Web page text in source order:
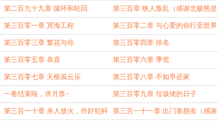
第二百九十九章 循环和轮回 第三百章 铁人叛乱（感谢北极熊是
真的熊的盟主
第三百零一章 冥海工程 第三百零二章 与心爱的你行至世界
尽头（感谢鬼畜破颜拳的盟主
第三百零三章 繁花与你 第三百零四章 排名
第三百零五章 恭喜 第三百零六章 季觉
第三百零七章 天枢虽云乐 第三百零八章 不如早还家
一卷结束啦，求月票~ 第三百零九章 垃圾佬的日子
第三百一十章 杀人放火，作奸犯科 第三百一十一章 出门靠朋友（感谢